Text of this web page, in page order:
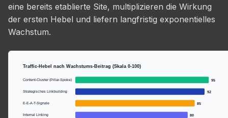
eine bereits etablierte Site, multiplizieren die Wirkung
der ersten Hebel und liefern langfristig exponentielles
Wachstum.
Traffic-Hebel nach Wachstums-Beitrag (Skala 0-100)
Content-Cluster (Pillar-Spoke) 95
Strategisches Linkbuilding 92
E-E-A-T-Signale 85
Internal Linking 80